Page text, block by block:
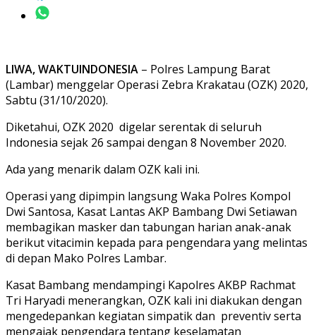
LIWA, WAKTUINDONESIA – Polres Lampung Barat
(Lambar) menggelar Operasi Zebra Krakatau (OZK) 2020,
Sabtu (31/10/2020).
Diketahui, OZK 2020 digelar serentak di seluruh
Indonesia sejak 26 sampai dengan 8 November 2020.
Ada yang menarik dalam OZK kali ini.
Operasi yang dipimpin langsung Waka Polres Kompol
Dwi Santosa, Kasat Lantas AKP Bambang Dwi Setiawan
membagikan masker dan tabungan harian anak-anak
berikut vitacimin kepada para pengendara yang melintas
di depan Mako Polres Lambar.
Kasat Bambang mendampingi Kapolres AKBP Rachmat
Tri Haryadi menerangkan, OZK kali ini diakukan dengan
mengedepankan kegiatan simpatik dan preventiv serta
mengajak pengendara tentang keselamatan